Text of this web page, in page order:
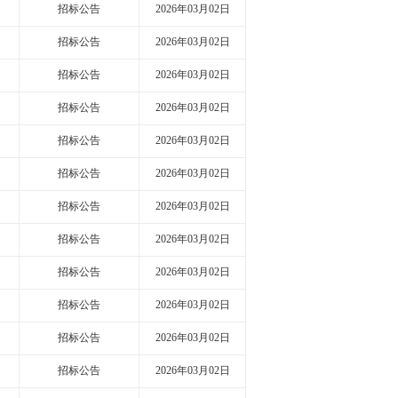
招标公告 2026年03月02日
招标公告 2026年03月02日
招标公告 2026年03月02日
招标公告 2026年03月02日
招标公告 2026年03月02日
招标公告 2026年03月02日
招标公告 2026年03月02日
招标公告 2026年03月02日
招标公告 2026年03月02日
招标公告 2026年03月02日
招标公告 2026年03月02日
招标公告 2026年03月02日